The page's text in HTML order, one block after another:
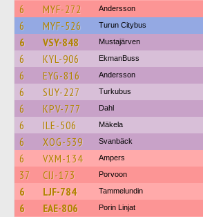
6 MYF-272 Andersson
6 MYF-526 Turun Citybus
6 VSY-848 Mustajärven
6 KYL-906 EkmanBuss
6 EYG-816 Andersson
6 SUY-227 Turkubus
6 KPV-777 Dahl
6 ILE-506 Mäkela
6 XOG-539 Svanbäck
6 VXM-134 Ampers
37 CIJ-173 Porvoon
6 LJF-784 Tammelundin
6 EAE-806 Porin Linjat